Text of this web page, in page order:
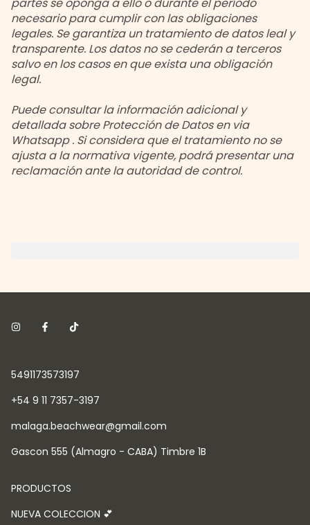
partes se oponga a ello o durante el período
necesario para cumplir con las obligaciones
legales. Se garantiza un tratamiento de datos leal y
transparente. Los datos no se cederán a terceros
salvo en los casos en que exista una obligación
legal.
Puede consultar la información adicional y
detallada sobre Protección de Datos en via
Whatsapp . Si considera que el tratamiento no se
ajusta a la normativa vigente, podrá presentar una
reclamación ante la autoridad de control.
5491173573197
+54 9 11 7357-3197
malaga.beachwear@gmail.com
Gascon 555 (Almagro - CABA) Timbre 1B
PRODUCTOS
NUEVA COLECCION 💕